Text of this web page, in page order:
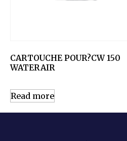
CARTOUCHE POUR?CW 150
WATERAIR
Read more